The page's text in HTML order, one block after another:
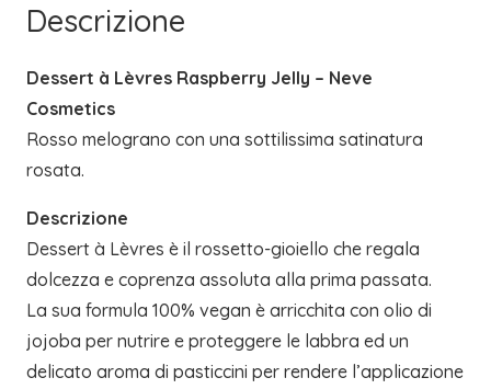
Descrizione
Dessert à Lèvres Raspberry Jelly – Neve
Cosmetics
Rosso melograno con una sottilissima satinatura
rosata.
Descrizione
Dessert à Lèvres è il rossetto-gioiello che regala
dolcezza e coprenza assoluta alla prima passata.
La sua formula 100% vegan è arricchita con olio di
jojoba per nutrire e proteggere le labbra ed un
delicato aroma di pasticcini per rendere l’applicazione